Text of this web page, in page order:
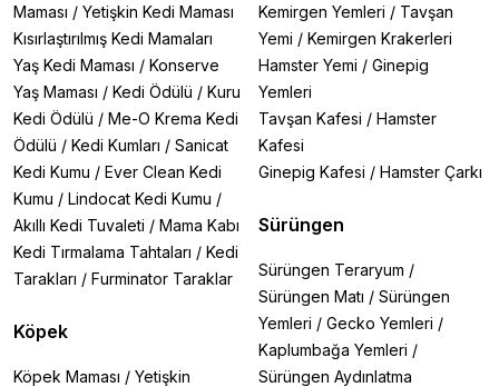
Maması / Yetişkin Kedi Maması
Kısırlaştırılmış Kedi Mamaları
Yaş Kedi Maması / Konserve
Yaş Maması / Kedi Ödülü / Kuru
Kedi Ödülü / Me-O Krema Kedi
Ödülü / Kedi Kumları / Sanicat
Kedi Kumu / Ever Clean Kedi
Kumu / Lindocat Kedi Kumu /
Akıllı Kedi Tuvaleti / Mama Kabı
Kedi Tırmalama Tahtaları / Kedi
Tarakları / Furminator Taraklar
Köpek
Köpek Maması / Yetişkin
Kemirgen Yemleri / Tavşan
Yemi / Kemirgen Krakerleri
Hamster Yemi / Ginepig
Yemleri
Tavşan Kafesi / Hamster
Kafesi
Ginepig Kafesi / Hamster Çarkı
Sürüngen
Sürüngen Teraryum /
Sürüngen Matı / Sürüngen
Yemleri / Gecko Yemleri /
Kaplumbağa Yemleri /
Sürüngen Aydınlatma